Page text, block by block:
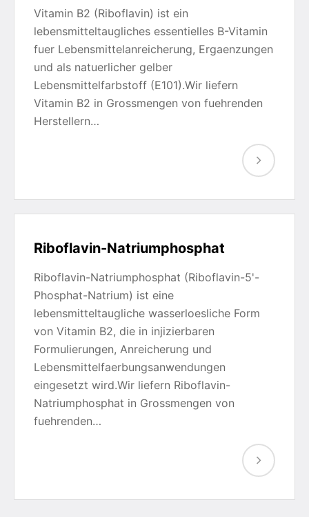
Vitamin B2 (Riboflavin) ist ein
lebensmitteltaugliches essentielles B-Vitamin
fuer Lebensmittelanreicherung, Ergaenzungen
und als natuerlicher gelber
Lebensmittelfarbstoff (E101).Wir liefern
Vitamin B2 in Grossmengen von fuehrenden
Herstellern…
Riboflavin-Natriumphosphat
Riboflavin-Natriumphosphat (Riboflavin-5'-
Phosphat-Natrium) ist eine
lebensmitteltaugliche wasserloesliche Form
von Vitamin B2, die in injizierbaren
Formulierungen, Anreicherung und
Lebensmittelfaerbungsanwendungen
eingesetzt wird.Wir liefern Riboflavin-
Natriumphosphat in Grossmengen von
fuehrenden…